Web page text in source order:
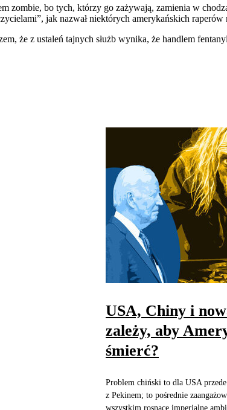
zombie, bo tych, którzy go zażywają, zamienia w
jak nazwał niektórych amerykańskich
że z ustaleń tajnych służb wynika, że handlem
USA, Chiny i
zależy, aby
śmierć?
Problem chiński to dla USA
z Pekinem; to pośrednie
wszystkim rosnące imperialne